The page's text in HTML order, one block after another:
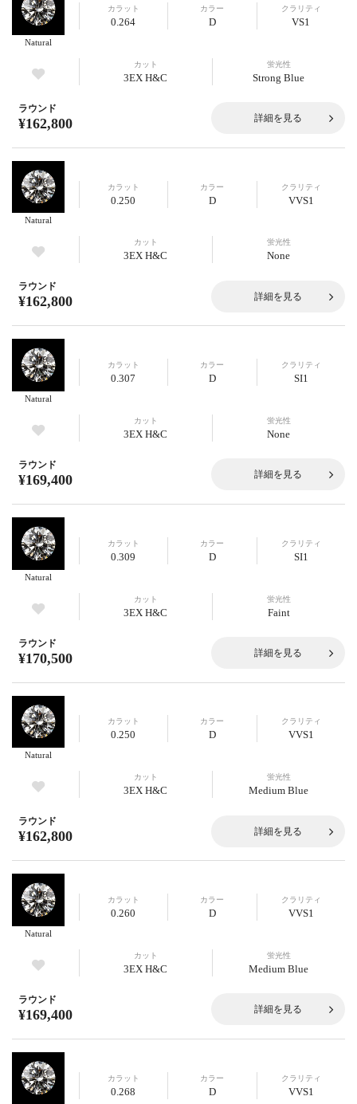
Natural
カラット
0.264
カラー
D
クラリティ
VS1
カット
3EX H&C
蛍光性
Strong Blue
ラウンド
¥162,800 詳細を見る
Natural
カラット
0.250
カラー
D
クラリティ
VVS1
カット
3EX H&C
蛍光性
None
ラウンド
¥162,800 詳細を見る
Natural
カラット
0.307
カラー
D
クラリティ
SI1
カット
3EX H&C
蛍光性
None
ラウンド
¥169,400 詳細を見る
Natural
カラット
0.309
カラー
D
クラリティ
SI1
カット
3EX H&C
蛍光性
Faint
ラウンド
¥170,500 詳細を見る
Natural
カラット
0.250
カラー
D
クラリティ
VVS1
カット
3EX H&C
蛍光性
Medium Blue
ラウンド
¥162,800 詳細を見る
Natural
カラット
0.260
カラー
D
クラリティ
VVS1
カット
3EX H&C
蛍光性
Medium Blue
ラウンド
¥169,400 詳細を見る
カラット
0.268
カラー
D
クラリティ
VVS1